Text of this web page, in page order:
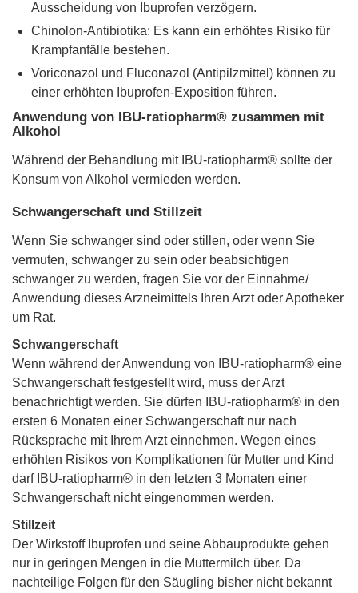
Ausscheidung von Ibuprofen verzögern.
Chinolon-Antibiotika: Es kann ein erhöhtes Risiko für
Krampfanfälle bestehen.
Voriconazol und Fluconazol (Antipilzmittel) können zu
einer erhöhten Ibuprofen-Exposition führen.
Anwendung von IBU-ratiopharm® zusammen mit
Alkohol
Während der Behandlung mit IBU-ratiopharm® sollte der
Konsum von Alkohol vermieden werden.
Schwangerschaft und Stillzeit
Wenn Sie schwanger sind oder stillen, oder wenn Sie
vermuten, schwanger zu sein oder beabsichtigen
schwanger zu werden, fragen Sie vor der Einnahme/
Anwendung dieses Arzneimittels Ihren Arzt oder Apotheker
um Rat.
Schwangerschaft
Wenn während der Anwendung von IBU-ratiopharm® eine
Schwangerschaft festgestellt wird, muss der Arzt
benachrichtigt werden. Sie dürfen IBU-ratiopharm® in den
ersten 6 Monaten einer Schwangerschaft nur nach
Rücksprache mit Ihrem Arzt einnehmen. Wegen eines
erhöhten Risikos von Komplikationen für Mutter und Kind
darf IBU-ratiopharm® in den letzten 3 Monaten einer
Schwangerschaft nicht eingenommen werden.
Stillzeit
Der Wirkstoff Ibuprofen und seine Abbauprodukte gehen
nur in geringen Mengen in die Muttermilch über. Da
nachteilige Folgen für den Säugling bisher nicht bekannt